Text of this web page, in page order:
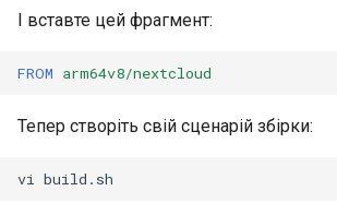
І вставте цей фрагмент:
FROM arm64v8/nextcloud
Тепер створіть свій сценарій збірки:
vi